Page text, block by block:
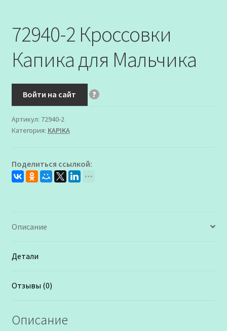
72940-2 Кроссовки
Капика для Мальчика
Войти на сайт ?
Артикул: 72940-2
Категория: KAPIKA
Поделиться ссылкой:
Описание
Детали
Отзывы (0)
Описание